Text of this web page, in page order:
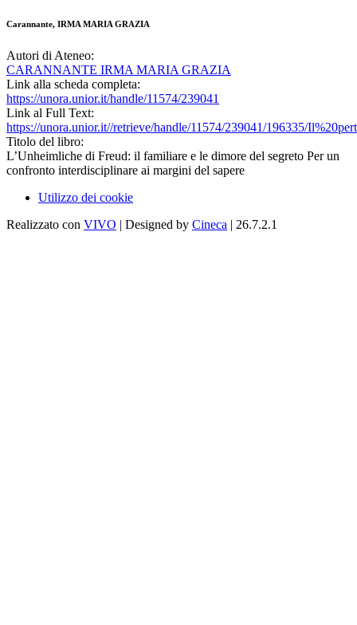
Carannante, IRMA MARIA GRAZIA
Autori di Ateneo:
CARANNANTE IRMA MARIA GRAZIA
Link alla scheda completa:
https://unora.unior.it/handle/11574/239041
Link al Full Text:
https://unora.unior.it//retrieve/handle/11574/239041/196335/
Titolo del libro:
L’Unheimliche di Freud: il familiare e le dimore del segreto Per un
confronto interdisciplinare ai margini del sapere
Utilizzo dei cookie
Realizzato con VIVO | Designed by Cineca | 26.7.2.1